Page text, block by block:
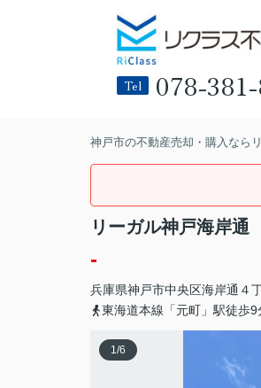
Tel 078-
神戸市の不動産売却・購入なら
リーガル神戸海岸通
-
兵庫県神戸市中央区海岸通 ４
東海道本線「元町」駅徒歩9
1/6